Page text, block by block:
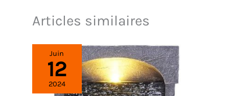
Articles similaires
Juin
12
2024